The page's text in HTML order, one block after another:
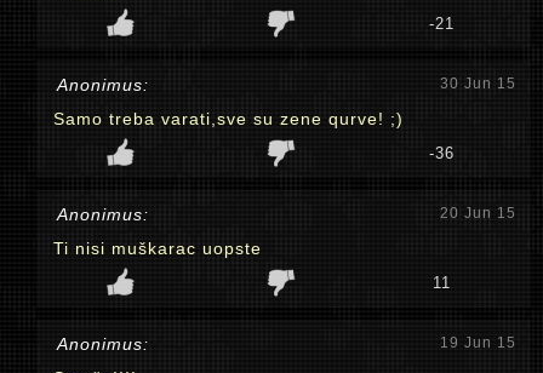
-21
Anonimus: 30 Jun 15
Samo treba varati,sve su zene qurve! ;)
-36
Anonimus: 20 Jun 15
Ti nisi muškarac uopste
11
Anonimus: 19 Jun 15